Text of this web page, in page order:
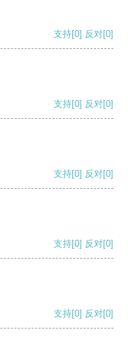
支持[0] 反对[0]
支持[0] 反对[0]
支持[0] 反对[0]
支持[0] 反对[0]
支持[0] 反对[0]